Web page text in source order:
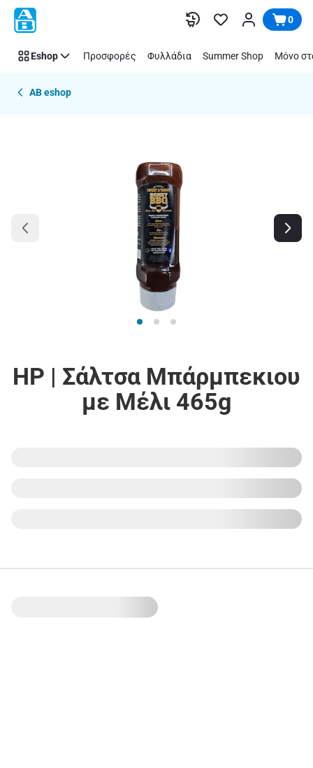
Παράλειψη 0
Eshop Προσφορές Φυλλάδια Summer Shop Μόνο
AB eshop
HP | Σάλτσα Μπάρμπεκιου
με Μέλι 465g